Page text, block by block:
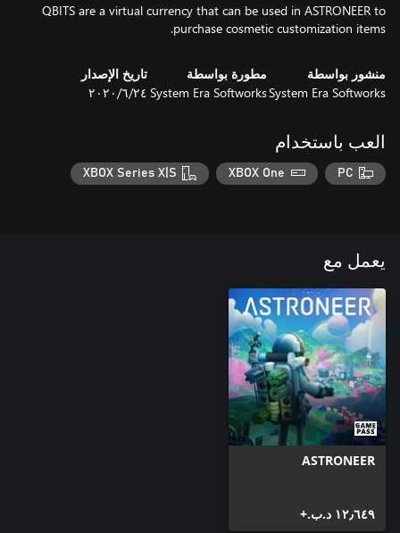
QBITS are a virtual currency that can be used in ASTRONEER to
purchase cosmetic customization items.
منشور بواسطة
System Era Softworks
مطورة بواسطة
System Era Softworks
تاريخ الإصدار
٢٤‏/٦‏/٢٠٢٠
العب باستخدام
PC
XBOX One
XBOX Series X|S
يعمل مع
ASTRONEER
١٢٫٦٤٩ د.ب.‏+